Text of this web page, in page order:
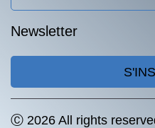
Newsletter
Ⓒ 2026 All rights